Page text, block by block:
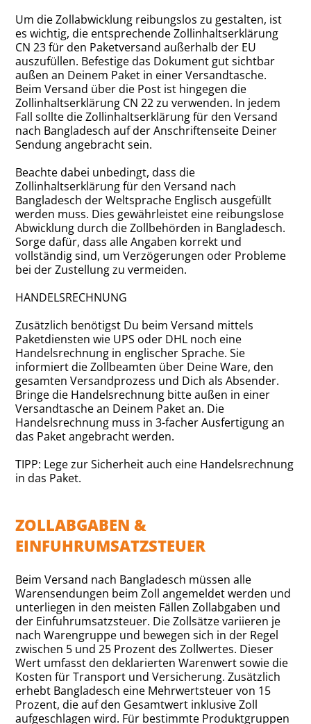
Um die Zollabwicklung reibungslos zu gestalten, ist
es wichtig, die entsprechende Zollinhaltserklärung
CN 23 für den Paketversand außerhalb der EU
auszufüllen. Befestige das Dokument gut sichtbar
außen an Deinem Paket in einer Versandtasche.
Beim Versand über die Post ist hingegen die
Zollinhaltserklärung CN 22 zu verwenden. In jedem
Fall sollte die Zollinhaltserklärung für den Versand
nach Bangladesch auf der Anschriftenseite Deiner
Sendung angebracht sein.
Beachte dabei unbedingt, dass die
Zollinhaltserklärung für den Versand nach
Bangladesch der Weltsprache Englisch ausgefüllt
werden muss. Dies gewährleistet eine reibungslose
Abwicklung durch die Zollbehörden in Bangladesch.
Sorge dafür, dass alle Angaben korrekt und
vollständig sind, um Verzögerungen oder Probleme
bei der Zustellung zu vermeiden.
HANDELSRECHNUNG
Zusätzlich benötigst Du beim Versand mittels
Paketdiensten wie UPS oder DHL noch eine
Handelsrechnung in englischer Sprache. Sie
informiert die Zollbeamten über Deine Ware, den
gesamten Versandprozess und Dich als Absender.
Bringe die Handelsrechnung bitte außen in einer
Versandtasche an Deinem Paket an. Die
Handelsrechnung muss in 3-facher Ausfertigung an
das Paket angebracht werden.
TIPP: Lege zur Sicherheit auch eine Handelsrechnung
in das Paket.
ZOLLABGABEN &
EINFUHRUMSATZSTEUER
Beim Versand nach Bangladesch müssen alle
Warensendungen beim Zoll angemeldet werden und
unterliegen in den meisten Fällen Zollabgaben und
der Einfuhrumsatzsteuer. Die Zollsätze variieren je
nach Warengruppe und bewegen sich in der Regel
zwischen 5 und 25 Prozent des Zollwertes. Dieser
Wert umfasst den deklarierten Warenwert sowie die
Kosten für Transport und Versicherung. Zusätzlich
erhebt Bangladesch eine Mehrwertsteuer von 15
Prozent, die auf den Gesamtwert inklusive Zoll
aufgeschlagen wird. Für bestimmte Produktgruppen